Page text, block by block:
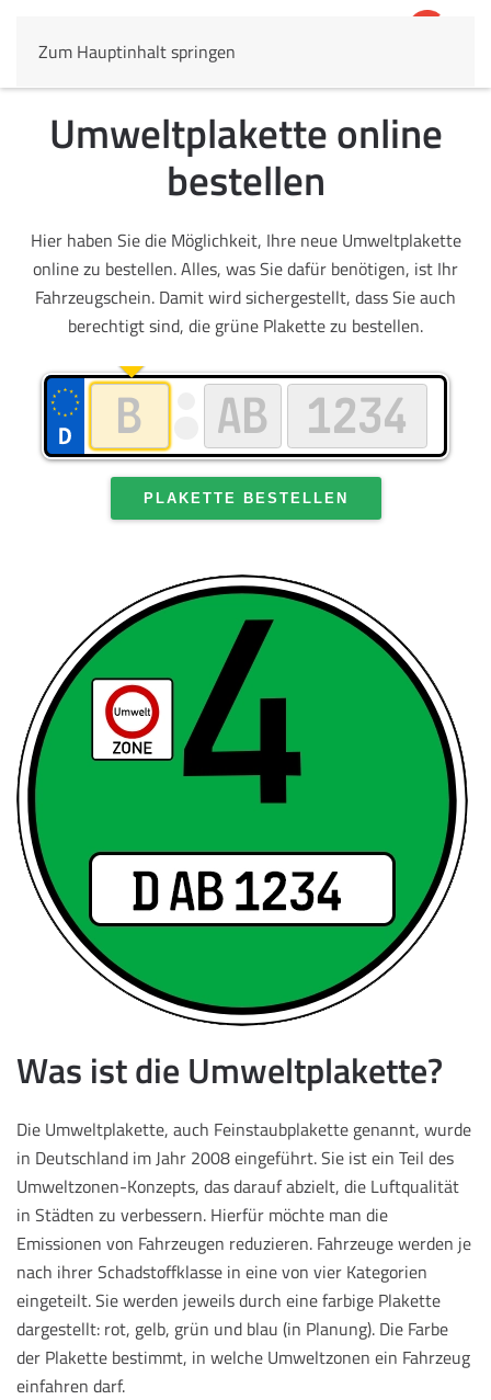
Zum Hauptinhalt springen
Umweltplakette online
bestellen
Hier haben Sie die Möglichkeit, Ihre neue Umweltplakette
online zu bestellen. Alles, was Sie dafür benötigen, ist Ihr
Fahrzeugschein. Damit wird sichergestellt, dass Sie auch
berechtigt sind, die grüne Plakette zu bestellen.
PLAKETTE BESTELLEN
Was ist die Umweltplakette?
Die Umweltplakette, auch Feinstaubplakette genannt, wurde
in Deutschland im Jahr 2008 eingeführt. Sie ist ein Teil des
Umweltzonen-Konzepts, das darauf abzielt, die Luftqualität
in Städten zu verbessern. Hierfür möchte man die
Emissionen von Fahrzeugen reduzieren. Fahrzeuge werden je
nach ihrer Schadstoffklasse in eine von vier Kategorien
eingeteilt. Sie werden jeweils durch eine farbige Plakette
dargestellt: rot, gelb, grün und blau (in Planung). Die Farbe
der Plakette bestimmt, in welche Umweltzonen ein Fahrzeug
einfahren darf.